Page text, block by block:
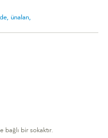
ünalan,
bağlı bir sokaktır.